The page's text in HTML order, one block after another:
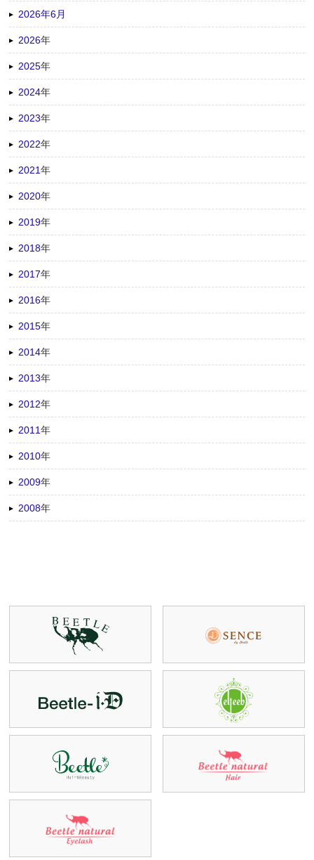
2026年6月
2026年
2025年
2024年
2023年
2022年
2021年
2020年
2019年
2018年
2017年
2016年
2015年
2014年
2013年
2012年
2011年
2010年
2009年
2008年